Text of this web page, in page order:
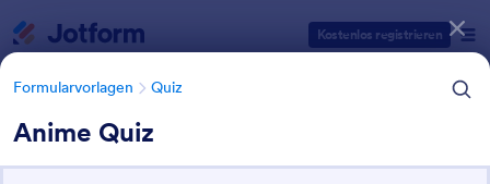
Kostenlos registrieren
Formularvorlagen Quiz
Anime Quiz
Formularvorlagen Kategorien